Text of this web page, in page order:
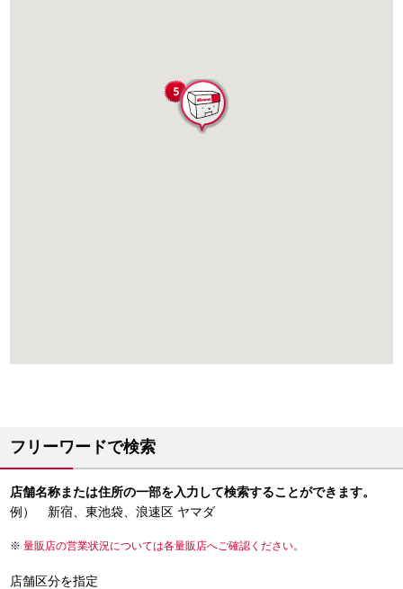
フリーワードで検索
店舗名称または住所の一部を入力して検索することができます。
例） 新宿、東池袋、浪速区 ヤマダ
量販店の営業状況については各量販店へご確認ください。
店舗区分を指定